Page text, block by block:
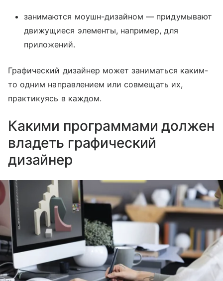
занимаются моушн-дизайном — придумывают
движущиеся элементы, например, для
приложений.
Графический дизайнер может заниматься каким-
то одним направлением или совмещать их,
практикуясь в каждом.
Какими программами должен
владеть графический
дизайнер